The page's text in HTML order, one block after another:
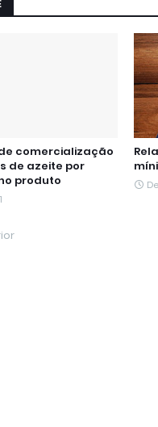
comercialização
de azeite por
produto